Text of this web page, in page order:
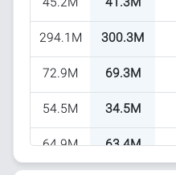
300.3M
294.1M
69.3M
72.9M
34.5M
54.5M
63.4M
64.9M